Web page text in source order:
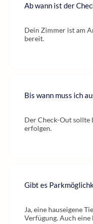
Ab wann ist der
Dein Zimmer ist am
bereit.
Bis wann muss ich
Der Check-Out sollte
erfolgen.
Gibt es
Ja, eine hauseigene
Verfügung. Auch